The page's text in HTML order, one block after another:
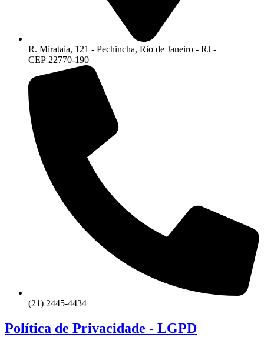
R. Mirataia, 121 - Pechincha, Rio de Janeiro - RJ -
CEP 22770-190
(21) 2445-4434
Política de Privacidade - LGPD